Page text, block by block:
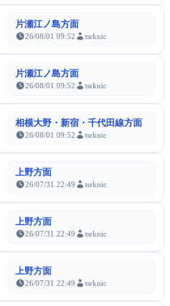
片瀬江ノ島方面
26/08/01 09:52 tsrknic
片瀬江ノ島方面
26/08/01 09:52 tsrknic
相模大野・新宿・千代田線方面
26/08/01 09:52 tsrknic
上野方面
26/07/31 22:49 tsrknic
上野方面
26/07/31 22:49 tsrknic
上野方面
26/07/31 22:49 tsrknic